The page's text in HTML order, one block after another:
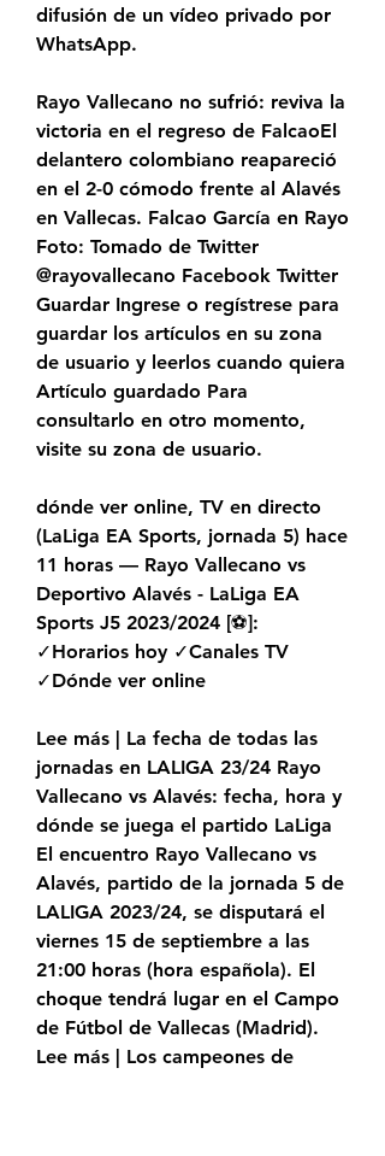
difusión de un vídeo privado por
WhatsApp.
Rayo Vallecano no sufrió: reviva la
victoria en el regreso de FalcaoEl
delantero colombiano reapareció
en el 2-0 cómodo frente al Alavés
en Vallecas. Falcao García en Rayo
Foto: Tomado de Twitter
@rayovallecano Facebook Twitter
Guardar Ingrese o regístrese para
guardar los artículos en su zona
de usuario y leerlos cuando quiera
Artículo guardado Para
consultarlo en otro momento,
visite su zona de usuario.
dónde ver online, TV en directo
(LaLiga EA Sports, jornada 5) hace
11 horas — Rayo Vallecano vs
Deportivo Alavés - LaLiga EA
Sports J5 2023/2024 [⚽]:
✓Horarios hoy ✓Canales TV
✓Dónde ver online
Lee más | La fecha de todas las
jornadas en LALIGA 23/24 Rayo
Vallecano vs Alavés: fecha, hora y
dónde se juega el partido LaLiga
El encuentro Rayo Vallecano vs
Alavés, partido de la jornada 5 de
LALIGA 2023/24, se disputará el
viernes 15 de septiembre a las
21:00 horas (hora española). El
choque tendrá lugar en el Campo
de Fútbol de Vallecas (Madrid).
Lee más | Los campeones de